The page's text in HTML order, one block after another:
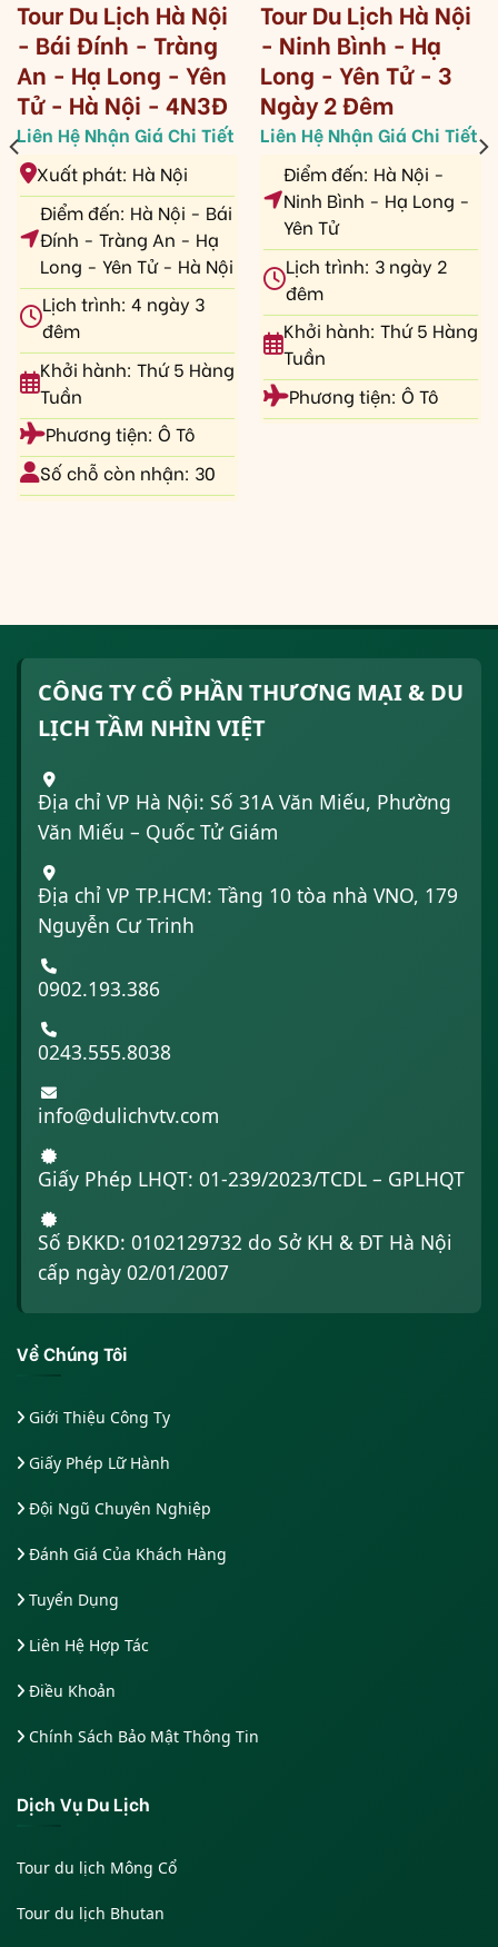
Tour Du Lịch Hà Nội
- Bái Đính - Tràng
An - Hạ Long - Yên
Tử - Hà Nội - 4N3Đ
Xuất phát: Hà Nội
Điểm đến: Hà Nội - Bái
Đính - Tràng An - Hạ
Long - Yên Tử - Hà Nội
Lịch trình: 4 ngày 3
đêm
Khởi hành: Thứ 5 Hàng
Tuần
Phương tiện: Ô Tô
Số chỗ còn nhận: 30
Tour Du Lịch Hà Nội
- Ninh Bình - Hạ
Long - Yên Tử - 3
Ngày 2 Đêm
Điểm đến: Hà Nội -
Ninh Bình - Hạ Long -
Yên Tử
Lịch trình: 3 ngày 2
đêm
Khởi hành: Thứ 5 Hàng
Tuần
Phương tiện: Ô Tô
CÔNG TY CỔ PHẦN THƯƠNG MẠI & DU
LỊCH TẦM NHÌN VIỆT
Địa chỉ VP Hà Nội: Số 31A Văn Miếu, Phường
Văn Miếu – Quốc Tử Giám
Địa chỉ VP TP.HCM: Tầng 10 tòa nhà VNO, 179
Nguyễn Cư Trinh
0902.193.386
0243.555.8038
info@dulichvtv.com
Giấy Phép LHQT: 01-239/2023/TCDL – GPLHQT
Số ĐKKD: 0102129732 do Sở KH & ĐT Hà Nội
cấp ngày 02/01/2007
Về Chúng Tôi
Giới Thiệu Công Ty
Giấy Phép Lữ Hành
Đội Ngũ Chuyên Nghiệp
Đánh Giá Của Khách Hàng
Tuyển Dụng
Liên Hệ Hợp Tác
Điều Khoản
Chính Sách Bảo Mật Thông Tin
Dịch Vụ Du Lịch
Tour du lịch Mông Cổ
Tour du lịch Bhutan